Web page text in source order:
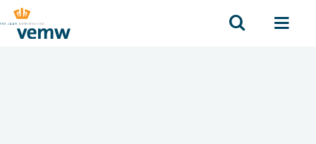
Zoek